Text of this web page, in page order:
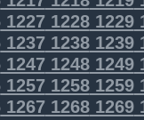
122712281229
123712381239
124712481249
125712581259
126712681269